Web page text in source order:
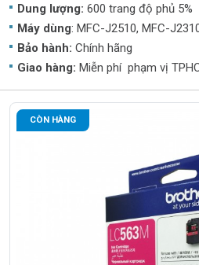
Dung lượng: 600 trang độ phủ 5%
Máy dùng: MFC-J2510, MFC-
Bảo hành: Chính hãng
Giao hàng: Miễn phí phạm vị
CÒN HÀNG